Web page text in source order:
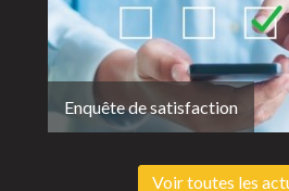
Enquête de satisfaction
Voir toutes les